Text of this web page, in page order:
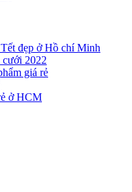
đẹp ở Hồ chí Minh
2022
giá rẻ
ở HCM